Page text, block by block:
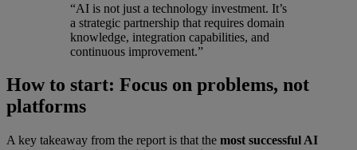
“AI is not just a technology investment. It’s
a strategic partnership that requires domain
knowledge, integration capabilities, and
continuous improvement.”
How to start: Focus on problems, not
platforms
A key takeaway from the report is that the most successful AI